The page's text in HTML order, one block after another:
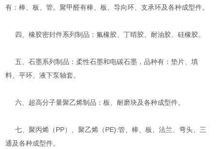
有：棒、板、管。聚甲醛有棒、板、导向环、支承环及各种成型件。
四、橡胶密封件系列制品：氟橡胶、丁晴胶、耐油胶、硅橡胶。
五、石墨系列制品：柔性石墨和电碳石墨，品种有：垫片、填
料、平环、液下泵轴套。
六、超高分子量聚乙烯制品：板、耐磨块及各种成型件。
七、聚丙烯（PP）、聚乙烯（PE):管、棒、板、法兰、弯头、三
通及各种成型件。